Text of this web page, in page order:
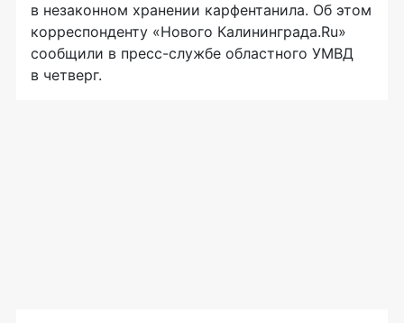
в незаконном хранении карфентанила. Об этом
корреспонденту «Нового Калининграда.Ru»
сообщили в пресс-службе областного УМВД
в четверг.